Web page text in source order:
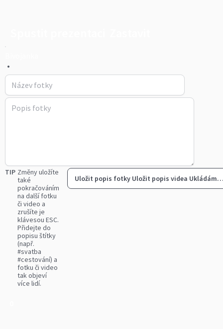
•
TIP Změny uložíte
také
pokračováním
na další fotku
či video a
zrušíte je
klávesou ESC.
Přidejte do
popisu štítky
(např.
#svatba
#cestování) a
fotku či video
tak objeví
více lidí.
Uložit popis fotky Uložit popis videa